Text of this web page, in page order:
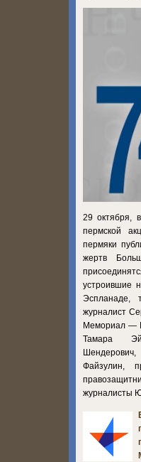
29 октября,
пермской
пермяки
жертв
устроившие
Эспланаде,
журналист
Мемориал —
Тамара
Файзулин,
журналисты